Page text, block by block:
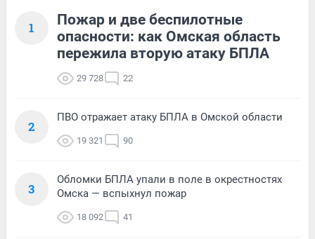
1
Пожар и две беспилотные
опасности: как Омская область
пережила вторую атаку БПЛА
29 728 22
2
ПВО отражает атаку БПЛА в Омской области
19 321 90
3
Обломки БПЛА упали в поле в окрестностях
Омска — вспыхнул пожар
18 092 41